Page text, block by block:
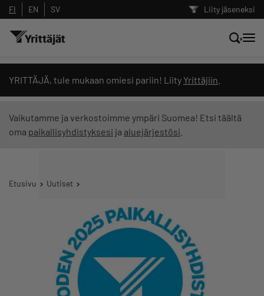
Liity jäseneksi
FI EN SV
YRITTÄJÄ, tule mukaan omiesi pariin! Liity Yrittäjiin
Vaikutamme ja verkostoimme ympäri Suomea! Etsi täältä
oma paikallisyhdistyksesi ja aluejärjestösi
Etusivu Uutiset
Hae sivustolta tai kysy suoraan
Yrittäjien tekoälyltä
Suodata hakutuloksia: näytä kaikki sisältö